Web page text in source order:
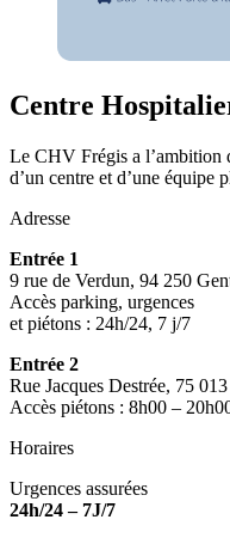
Centre
Le CHV Frégis a l’ambition
d’un centre et d’une équipe
Adresse
Entrée 1
9 rue de Verdun, 94 250
Accès parking, urgences
et piétons : 24h/24, 7 j/7
Entrée 2
Rue Jacques Destrée, 75
Accès piétons : 8h00 –
Horaires
Urgences assurées
24h/24 – 7J/7